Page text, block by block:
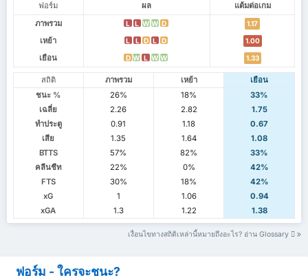
ฟอร์ม ผล
แต้มต่อเกม
ภาพรวม
L L W W D 1.17
เหย้า L L D L D 1.00
เยือน D W L W W 1.33
สถิติ ภาพรวม เหย้า
เยือน
ชนะ %
26% 18%
33%
เฉลี่ย
2.26 2.82
1.75
ทำประตู
0.91 1.18
0.67
เสีย
1.35 1.64
1.08
BTTS
57% 82%
33%
คลีนชีท
22% 0%
42%
FTS
30% 18%
42%
xG
1 1.06
0.94
xGA
1.3 1.22 1.38
เงื่อนไขทางสถิติเหล่านี้หมายถึงอะไร? อ่าน Glossary
ฟอร์ม - ใครจะชนะ?